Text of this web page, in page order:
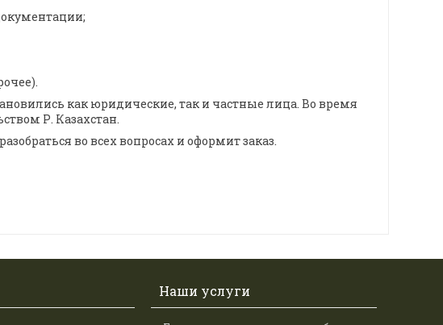
как юридические, так и частные лица. Во время
Р. Казахстан.
во всех вопросах и оформит заказ.
Наши услуги